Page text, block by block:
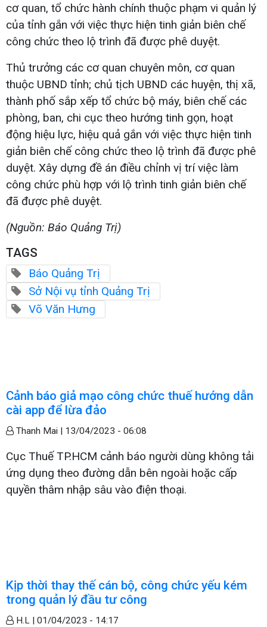
cơ quan, tổ chức hành chính thuộc phạm vi quản lý
của tỉnh gắn với việc thực hiện tinh giản biên chế
công chức theo lộ trình đã được phê duyệt.
Thủ trưởng các cơ quan chuyên môn, cơ quan
thuộc UBND tỉnh; chủ tịch UBND các huyện, thị xã,
thành phố sắp xếp tổ chức bộ máy, biên chế các
phòng, ban, chi cục theo hướng tinh gọn, hoạt
động hiệu lực, hiệu quả gắn với việc thực hiện tinh
giản biên chế công chức theo lộ trình đã được phê
duyệt. Xây dựng đề án điều chỉnh vị trí việc làm
công chức phù hợp với lộ trình tinh giản biên chế
đã được phê duyệt.
(Nguồn: Báo Quảng Trị)
TAGS
Báo Quảng Trị
Sở Nội vụ tỉnh Quảng Trị
Võ Văn Hưng
Cảnh báo giả mạo công chức thuế hướng dẫn
cài app để lừa đảo
Thanh Mai | 13/04/2023 - 06:08
Cục Thuế TP.HCM cảnh báo người dùng không tải
ứng dụng theo đường dẫn bên ngoài hoặc cấp
quyền thâm nhập sâu vào điện thoại.
Kịp thời thay thế cán bộ, công chức yếu kém
trong quản lý đầu tư công
H.L | 01/04/2023 - 14:17